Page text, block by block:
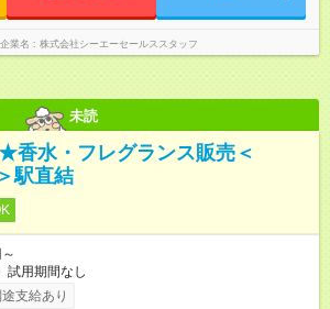
業名 株式会社シーエーセールススタッフ
未読
香水・フレグランス販売＜
駅直結
試用期間なし
支給あり